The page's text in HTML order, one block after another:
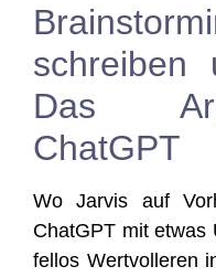
schreiben
Das
ChatGPT
Wo Jar­vis auf
ChatGPT mit
fel­los Wert­vol­le­ren